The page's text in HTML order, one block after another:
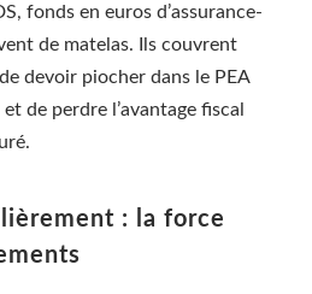
fonds en euros d’assurance-
de matelas. Ils couvrent
devoir piocher dans le PEA
de perdre l’avantage fiscal
: la force